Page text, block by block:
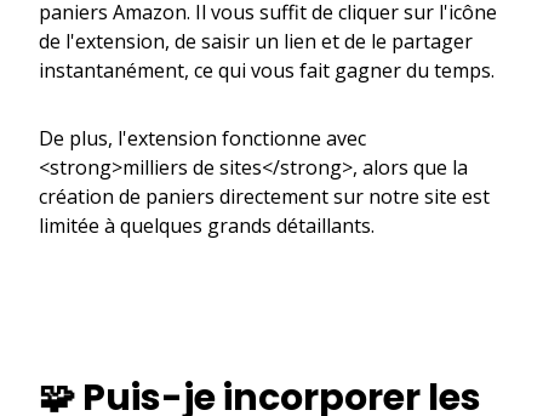
paniers Amazon. Il vous suffit de cliquer sur l'icône
de l'extension, de saisir un lien et de le partager
instantanément, ce qui vous fait gagner du temps.
De plus, l'extension fonctionne avec
<strong>milliers de sites</strong>, alors que la
création de paniers directement sur notre site est
limitée à quelques grands détaillants.
🧩 Puis-je incorporer les